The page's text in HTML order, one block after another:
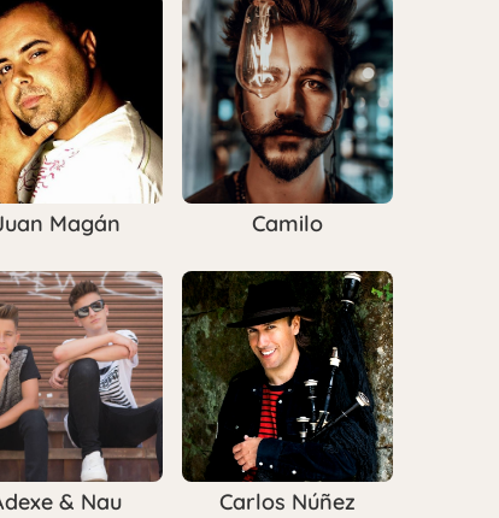
Magán Camilo
& Nau Carlos Núñez